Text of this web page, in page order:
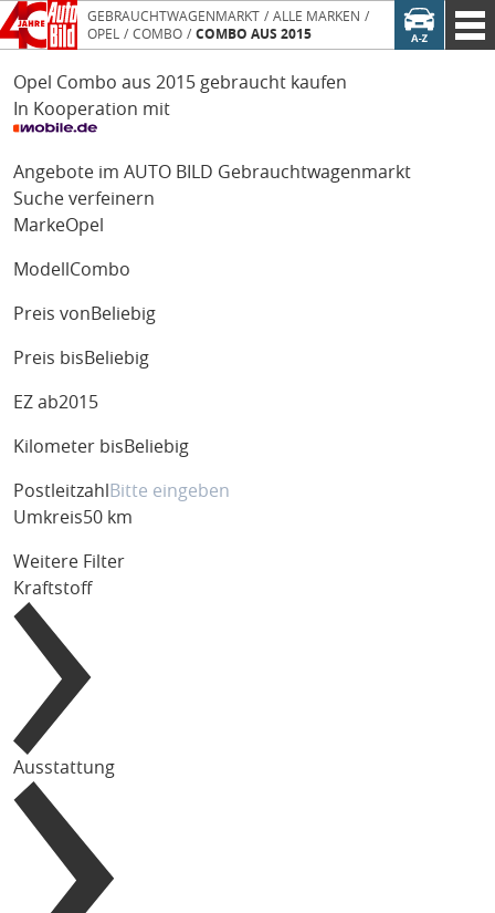
GEBRAUCHTWAGENMARKT
ALLE MARKEN
OPEL
COMBO COMBO AUS 2015
Opel Combo aus 2015 gebraucht kaufen
In Kooperation mit
Angebote im AUTO BILD Gebrauchtwagenmarkt
Suche verfeinern
MarkeOpel
Modell Combo
Preis von Beliebig
Preis bis Beliebig
EZ ab2015
Kilometer bis Beliebig
Postleitzahl
Umkreis50 km
Weitere Filter
Kraftstoff
Ausstattung